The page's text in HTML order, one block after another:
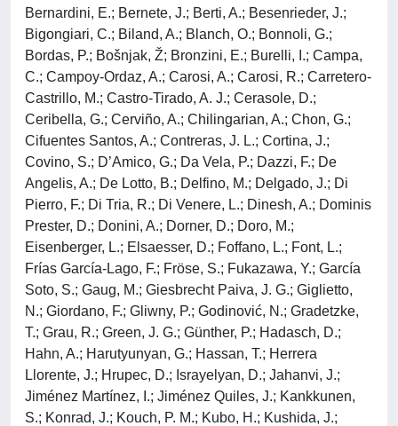
Bernardini, E.; Bernete, J.; Berti, A.; Besenrieder, J.;
Bigongiari, C.; Biland, A.; Blanch, O.; Bonnoli, G.;
Bordas, P.; Bošnjak, Ž; Bronzini, E.; Burelli, I.; Campa,
C.; Campoy-Ordaz, A.; Carosi, A.; Carosi, R.; Carretero-
Castrillo, M.; Castro-Tirado, A. J.; Cerasole, D.;
Ceribella, G.; Cerviño, A.; Chilingarian, A.; Chon, G.;
Cifuentes Santos, A.; Contreras, J. L.; Cortina, J.;
Covino, S.; D’Amico, G.; Da Vela, P.; Dazzi, F.; De
Angelis, A.; De Lotto, B.; Delfino, M.; Delgado, J.; Di
Pierro, F.; Di Tria, R.; Di Venere, L.; Dinesh, A.; Dominis
Prester, D.; Donini, A.; Dorner, D.; Doro, M.;
Eisenberger, L.; Elsaesser, D.; Foffano, L.; Font, L.;
Frías García-Lago, F.; Fröse, S.; Fukazawa, Y.; García
Soto, S.; Gaug, M.; Giesbrecht Paiva, J. G.; Giglietto,
N.; Giordano, F.; Gliwny, P.; Godinović, N.; Gradetzke,
T.; Grau, R.; Green, J. G.; Günther, P.; Hadasch, D.;
Hahn, A.; Harutyunyan, G.; Hassan, T.; Herrera
Llorente, J.; Hrupec, D.; Israyelyan, D.; Jahanvi, J.;
Jiménez Martínez, I.; Jiménez Quiles, J.; Kankkunen,
S.; Konrad, J.; Kouch, P. M.; Kubo, H.; Kushida, J.;